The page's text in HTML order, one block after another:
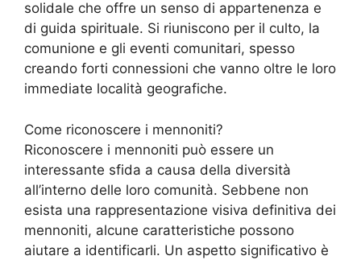
solidale che offre un senso di appartenenza e
di guida spirituale. Si riuniscono per il culto, la
comunione e gli eventi comunitari, spesso
creando forti connessioni che vanno oltre le loro
immediate località geografiche.
Come riconoscere i mennoniti?
Riconoscere i mennoniti può essere un
interessante sfida a causa della diversità
all’interno delle loro comunità. Sebbene non
esista una rappresentazione visiva definitiva dei
mennoniti, alcune caratteristiche possono
aiutare a identificarli. Un aspetto significativo è